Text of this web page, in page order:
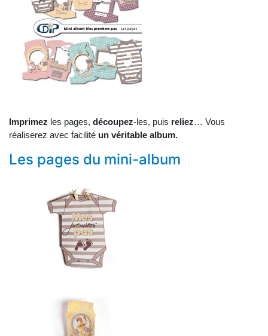
Imprimez les pages, découpez-les, puis reliez… Vous
réaliserez avec facilité un véritable album.
Les pages du mini-album